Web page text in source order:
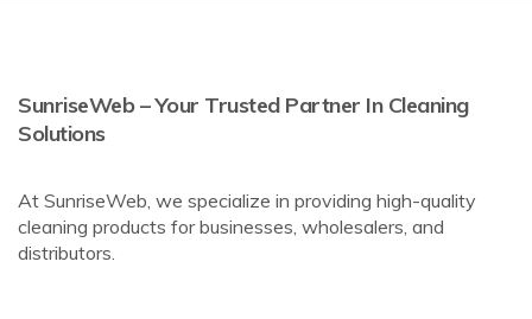
SunriseWeb – Your Trusted Partner In Cleaning
Solutions
At SunriseWeb, we specialize in providing high-quality
cleaning products for businesses, wholesalers, and
distributors.